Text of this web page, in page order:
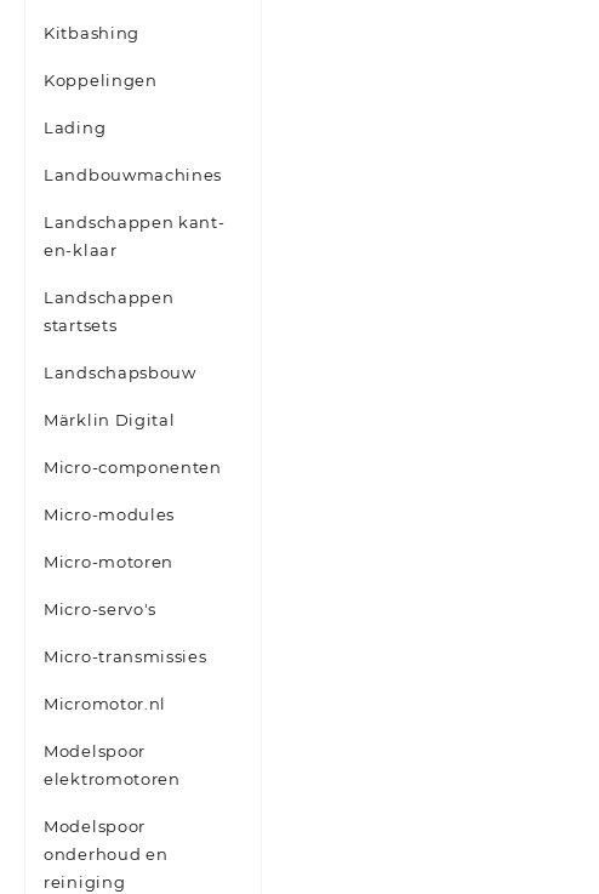
Kitbashing
Koppelingen
Lading
Landbouwmachines
Landschappen kant-
en-klaar
Landschappen
startsets
Landschapsbouw
Märklin Digital
Micro-componenten
Micro-modules
Micro-motoren
Micro-servo's
Micro-transmissies
Micromotor.nl
Modelspoor
elektromotoren
Modelspoor
onderhoud en
reiniging